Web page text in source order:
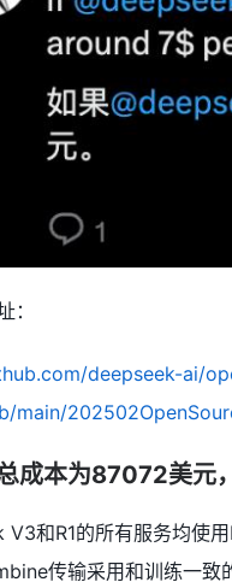
：
deepseek-ai/
main/
成本为87072美元
V3和R1的所有服务均使
传输采用和训练一致